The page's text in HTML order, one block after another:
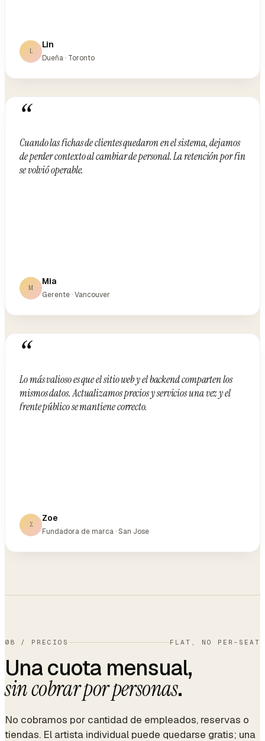
L
Lin
Dueña · Toronto
“
Cuando las fichas de clientes quedaron en el sistema, dejamos
de perder contexto al cambiar de personal. La retención por fin
se volvió operable.
M
Mia
Gerente · Vancouver
“
Lo más valioso es que el sitio web y el backend comparten los
mismos datos. Actualizamos precios y servicios una vez y el
frente público se mantiene correcto.
Z
Zoe
Fundadora de marca · San Jose
08 / PRECIOS FLAT, NO PER-SEAT
Una cuota mensual,
sin cobrar por personas.
No cobramos por cantidad de empleados, reservas o
tiendas. El artista individual puede quedarse gratis; una